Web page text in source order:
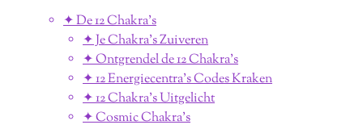
✦ De 12 Chakra's
✦ Je Chakra's Zuiveren
✦ Ontgrendel de 12 Chakra's
✦ 12 Energiecentra's Codes Kraken
✦ 12 Chakra's Uitgelicht
✦ Cosmic Chakra's